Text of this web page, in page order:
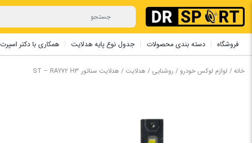
فروشگاه دسته بندی محصولات جدول نوع پایه هدلایت همکاری با دکتر اسپرت
خانه/ لوازم لوکس خودرو / روشنایی / هدلایت / هدلایت ‏سناتور ST – RAY72 H3